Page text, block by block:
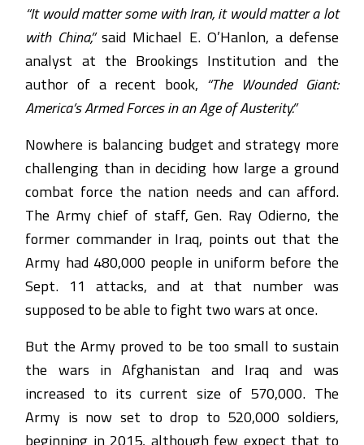
“It would matter some with Iran, it would matter a lot
with China,”said Michael E. O’Hanlon, a defense
analyst at the Brookings Institution and the
author of a recent book, “The Wounded Giant:
America’s Armed Forces in an Age of Austerity.”
Nowhere is balancing budget and strategy more
challenging than in deciding how large a ground
combat force the nation needs and can afford.
The Army chief of staff, Gen. Ray Odierno, the
former commander in Iraq, points out that the
Army had 480,000 people in uniform before the
Sept. 11 attacks, and at that number was
supposed to be able to fight two wars at once.
But the Army proved to be too small to sustain
the wars in Afghanistan and Iraq and was
increased to its current size of 570,000. The
Army is now set to drop to 520,000 soldiers,
beginning in 2015, although few expect that to